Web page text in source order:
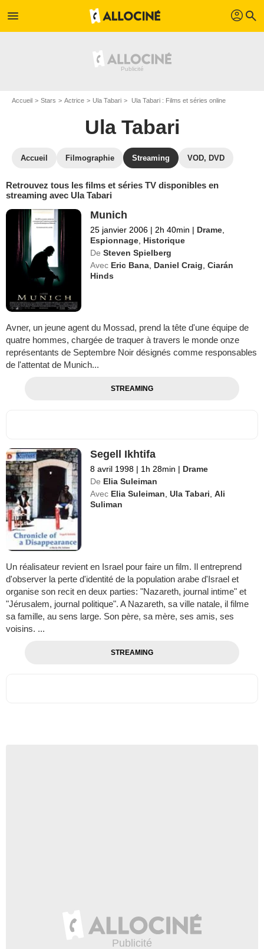
menu profil search
Accueil Stars Actrice Ula Tabari Ula Tabari : Films et séries online
Ula Tabari
Accueil Filmographie Streaming VOD, DVD
Retrouvez tous les films et séries TV disponibles en
streaming avec Ula Tabari
Munich
25 janvier 2006 | 2h 40min | Drame
Espionnage Historique
De Steven Spielberg
Avec Eric Bana Daniel Craig ,Ciarán
Hinds
Avner, un jeune agent du Mossad, prend la tête d'une équipe de
quatre hommes, chargée de traquer à travers le monde onze
représentants de Septembre Noir désignés comme responsables
de l'attentat de Munich...
STREAMING
Segell Ikhtifa
8 avril 1998 | 1h 28min | Drame
De Elia Suleiman
Avec Elia Suleiman ,Ula Tabari ,Ali
Suliman
Un réalisateur revient en Israel pour faire un film. Il entreprend
d'observer la perte d'identité de la population arabe d'Israel et
organise son recit en deux parties: "Nazareth, journal intime" et
"Jérusalem, journal politique". A Nazareth, sa ville natale, il filme
sa famille, au sens large. Son père, sa mère, ses amis, ses
voisins. ...
STREAMING